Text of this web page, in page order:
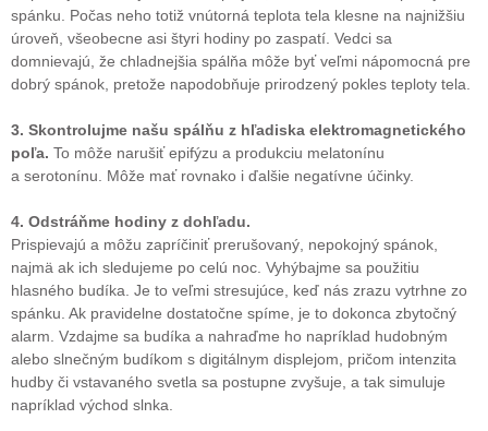
spánku. Počas neho totiž vnútorná teplota tela klesne na najnižšiu
úroveň, všeobecne asi štyri hodiny po zaspatí. Vedci sa
domnievajú, že chladnejšia spálňa môže byť veľmi nápomocná pre
dobrý spánok, pretože napodobňuje prirodzený pokles teploty tela.
3. Skontrolujme našu spálňu z hľadiska elektromagnetického
poľa. To môže narušiť epifýzu a produkciu melatonínu
a serotonínu. Môže mať rovnako i ďalšie negatívne účinky.
4. Odstráňme hodiny z dohľadu.
Prispievajú a môžu zapríčiniť prerušovaný, nepokojný spánok,
najmä ak ich sledujeme po celú noc. Vyhýbajme sa použitiu
hlasného budíka. Je to veľmi stresujúce, keď nás zrazu vytrhne zo
spánku. Ak pravidelne dostatočne spíme, je to dokonca zbytočný
alarm. Vzdajme sa budíka a nahraďme ho napríklad hudobným
alebo slnečným budíkom s digitálnym displejom, pričom intenzita
hudby či vstavaného svetla sa postupne zvyšuje, a tak simuluje
napríklad východ slnka.